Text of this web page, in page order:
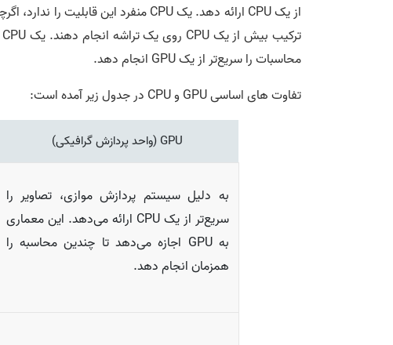
از یک CPU ارائه دهد. یک CPU منفرد این قابلیت را ندارد، اگرچه
محاسبات را سریع‌تر از یک GPU انجام دهد.
تفاوت های اساسی GPU و CPU در جدول زیر آمده است:
GPU (واحد پردازش گرافیکی)
به‌ دلیل سیستم پردازش موازی، تصاویر را
سریع­‌تر از یک CPU ارائه می‌­دهد. این معماری
به GPU اجازه می‌دهد تا چندین محاسبه را
همزمان انجام دهد.